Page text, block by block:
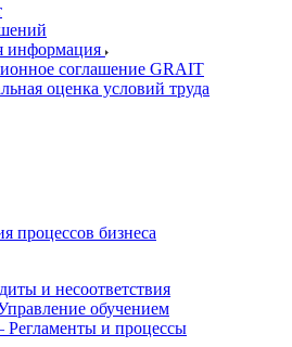
информация
соглашение GRAIT
оценка условий труда
и несоответствия
обучением
и процессы